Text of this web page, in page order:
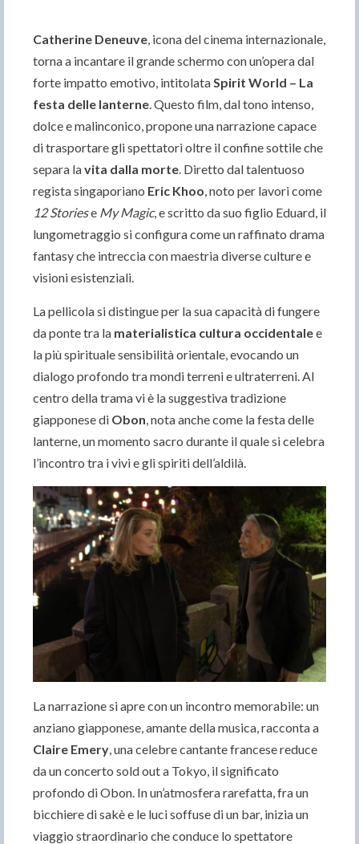
Catherine Deneuve, icona del cinema internazionale,
torna a incantare il grande schermo con un’opera dal
forte impatto emotivo, intitolataSpirit World – La
festa delle lanterne. Questo film, dal tono intenso,
dolce e malinconico, propone una narrazione capace
di trasportare gli spettatori oltre il confine sottile che
separa lavita dalla morte. Diretto dal talentuoso
regista singaporiano Eric Khoo, noto per lavori come
12 Storiese My Magic, e scritto da suo figlio Eduard, il
lungometraggio si configura come un raffinato drama
fantasy che intreccia con maestria diverse culture e
visioni esistenziali.
La pellicola si distingue per la sua capacità di fungere
da ponte tra la materialistica cultura occidentalee
la più spirituale sensibilità orientale, evocando un
dialogo profondo tra mondi terreni e ultraterreni. Al
centro della trama vi è la suggestiva tradizione
giapponese di Obon, nota anche come la festa delle
lanterne, un momento sacro durante il quale si celebra
l’incontro tra i vivi e gli spiriti dell’aldilà.
La narrazione si apre con un incontro memorabile: un
anziano giapponese, amante della musica, racconta a
Claire Emery, una celebre cantante francese reduce
da un concerto sold out a Tokyo, il significato
profondo di Obon. In un’atmosfera rarefatta, fra un
bicchiere di sakè e le luci soffuse di un bar, inizia un
viaggio straordinario che conduce lo spettatore